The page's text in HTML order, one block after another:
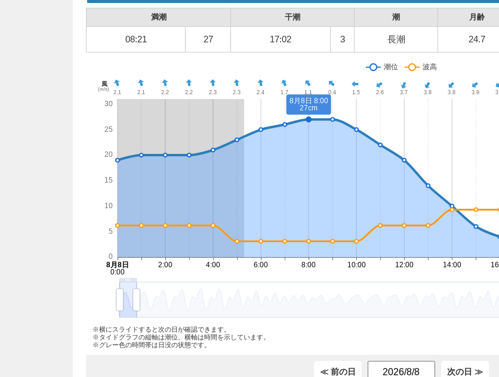
満潮 干潮 潮 月齢
08:21 27 17:02 3 長潮 24.7
※横にスライドすると次の日が確認できます。
※タイドグラフの縦軸は潮位、横軸は時間を示しています。
※グレー色の時間帯は日没の状態です。
≪ 前の日 次の日 ≫